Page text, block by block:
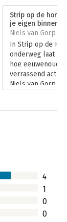
Strip op de
je eigen
Niels van Gorp |
In Strip op de
onderweg laat
hoe
verrassend
Niels van Gorp
4
1
0
0